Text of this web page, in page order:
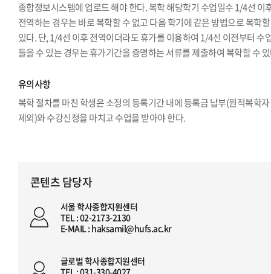
종합정보시스템에 업로드 해야 한다. 복학 해당학기 수업일수 1/4선 이
전역하는 경우는 바로 복학할 수 없고 다음 학기에 같은 방법으로 복학
있다. 단, 1/4선 이후 전역이더라도 휴가를 이용하여 1/4선 이전부터 수
들을 수 있는 경우는 휴가기간을 증명하는 서류를 제출하여 복학할 수
유의사항
복학 절차를 마친 학생은 소정의 등록기간 내에 등록금 납부(원적복학자
제외)와 수강신청을 마치고 수업을 받아야 한다.
콘텐츠 담당자
서울 학사종합지원센터
TEL : 02-2173-2130
E-MAIL : haksamil@hufs.ac.kr
글로벌 학사종합지원센터
TEL : 031-330-4027